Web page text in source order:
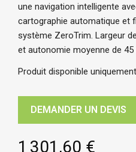
une navigation intelligente
cartographie automatique et
système ZeroTrim. Largeur
et autonomie moyenne de 45
Produit disponible
DEMANDER UN DEVIS
1 301,60 €